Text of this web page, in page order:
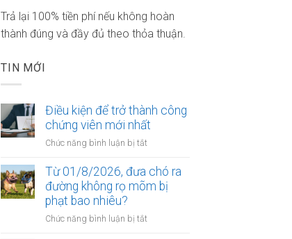
Trả lại 100% tiền phí nếu không hoàn
thành đúng và đầy đủ theo thỏa thuận.
TIN MỚI
Điều kiện để trở thành công
chứng viên mới nhất
Chức năng bình luận bị tắt
kiện
để
công
Từ 01/8/2026, đưa chó ra
đường không rọ mõm bị
phạt bao nhiêu?
Chức năng bình luận bị tắt